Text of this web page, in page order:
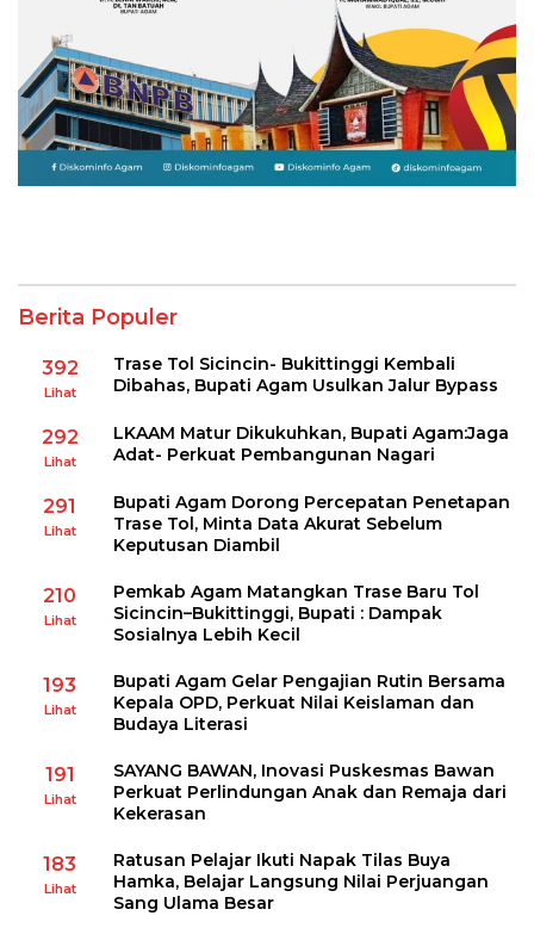
Berita Populer
392
Lihat
Trase Tol Sicincin- Bukittinggi Kembali
Dibahas, Bupati Agam Usulkan Jalur Bypass
292
Lihat
LKAAM Matur Dikukuhkan, Bupati Agam:Jaga
Adat- Perkuat Pembangunan Nagari
291
Lihat
Bupati Agam Dorong Percepatan Penetapan
Trase Tol, Minta Data Akurat Sebelum
Keputusan Diambil
210
Lihat
Pemkab Agam Matangkan Trase Baru Tol
Sicincin–Bukittinggi, Bupati : Dampak
Sosialnya Lebih Kecil
193
Lihat
Bupati Agam Gelar Pengajian Rutin Bersama
Kepala OPD, Perkuat Nilai Keislaman dan
Budaya Literasi
191
Lihat
SAYANG BAWAN, Inovasi Puskesmas Bawan
Perkuat Perlindungan Anak dan Remaja dari
Kekerasan
183
Lihat
Ratusan Pelajar Ikuti Napak Tilas Buya
Hamka, Belajar Langsung Nilai Perjuangan
Sang Ulama Besar